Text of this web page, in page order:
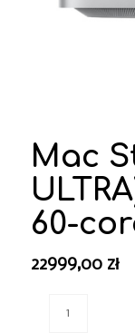
Mac
60-
22999,00 zł